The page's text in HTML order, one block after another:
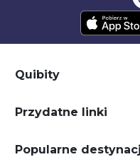
Quibity
Przydatne linki
Popularne